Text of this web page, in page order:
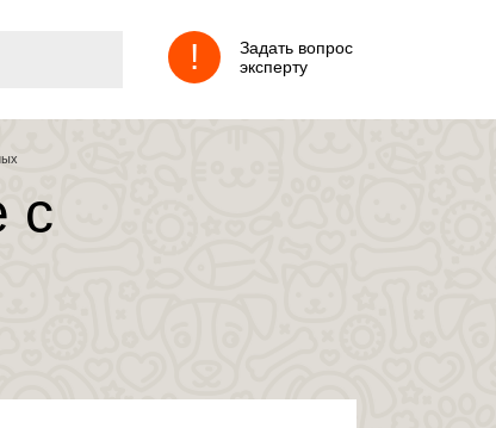
!
Задать вопрос
эксперту
с